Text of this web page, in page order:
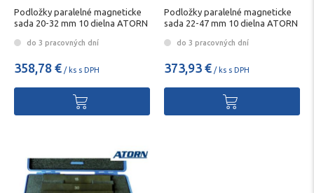
Podložky paralelné magneticke
sada 20-32 mm 10 dielna ATORN
do 3 pracovných dní
358,78 € / ks s DPH
Podložky paralelné magneticke
sada 22-47 mm 10 dielna ATORN
do 3 pracovných dní
373,93 € / ks s DPH